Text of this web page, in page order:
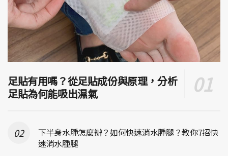
足貼有用嗎？從足貼成份與原理，分析
足貼為何能吸出濕氣
下半身水腫怎麼辦？如何快速消水腫腿？教你7招快
速消水腫腿